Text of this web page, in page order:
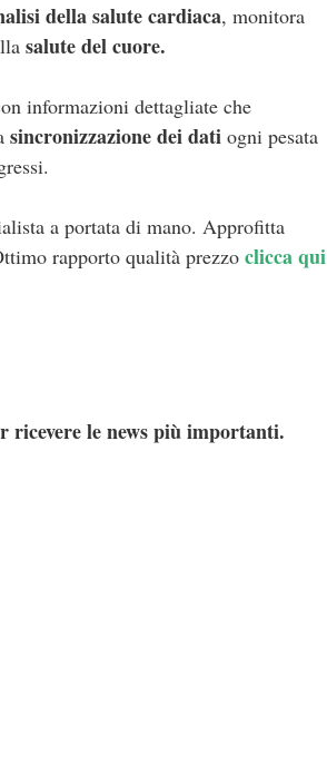
della salutecardiaca, monitora
salute del cuore.
informazioni dettagliate che
sincronizzazione dei dati ogni pesata
a portata di mano. Approfitta
rapporto qualità prezzo clicca qui
ricevere le news più importanti.